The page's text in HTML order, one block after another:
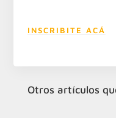
INSCRIBITE ACÁ
Otros artículos